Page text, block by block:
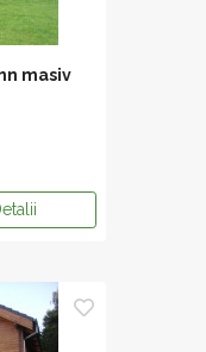
masiv